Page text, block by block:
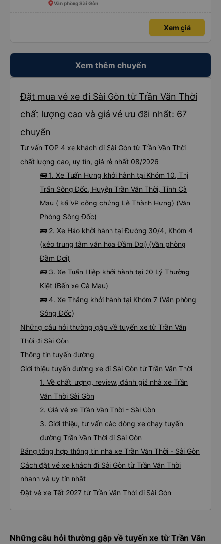
Văn phòng Sài Gòn
Xem giá
Xem thêm chuyến
Đặt mua vé xe đi Sài Gòn từ Trần Văn Thời
chất lượng cao và giá vé ưu đãi nhất: 67
chuyến
Tư vấn TOP 4 xe khách đi Sài Gòn từ Trần Văn Thời
chất lượng cao, uy tín, giá rẻ nhất 08/2026
🚌 1. Xe Tuấn Hưng khởi hành tại Khóm 10, Thị
Trấn Sông Đốc, Huyện Trần Văn Thời, Tỉnh Cà
Mau ( kế VP công chứng Lê Thành Hưng) (Văn
Phòng Sông Đốc)
🚌 2. Xe Hảo khởi hành tại Đường 30/4, Khóm 4
(xéo trung tâm văn hóa Đầm Dơi) (Văn phòng
Đầm Dơi)
🚌 3. Xe Tuấn Hiệp khởi hành tại 20 Lý Thường
Kiệt (Bến xe Cà Mau)
🚌 4. Xe Thắng khởi hành tại Khóm 7 (Văn phòng
Sông Đốc)
Những câu hỏi thường gặp về tuyến xe từ Trần Văn
Thời đi Sài Gòn
Thông tin tuyến đường
Giới thiệu tuyến đường xe đi Sài Gòn từ Trần Văn Thời
1. Về chất lượng, review, đánh giá nhà xe Trần
Văn Thời Sài Gòn
2. Giá vé xe Trần Văn Thời - Sài Gòn
3. Giới thiệu, tư vấn các dòng xe chạy tuyến
đường Trần Văn Thời đi Sài Gòn
Bảng tổng hợp thông tin nhà xe Trần Văn Thời - Sài Gòn
Cách đặt vé xe khách đi Sài Gòn từ Trần Văn Thời
nhanh và uy tín nhất
Đặt vé xe Tết 2027 từ Trần Văn Thời đi Sài Gòn
Những câu hỏi thường gặp về tuyến xe từ Trần Văn